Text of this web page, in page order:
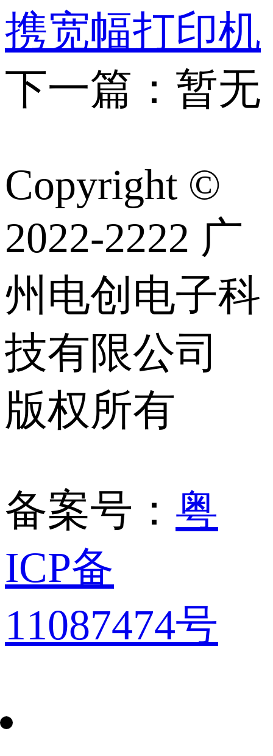
携宽幅打印机
下一篇：暂无
Copyright ©
2022-2222 广
州电创电子科
技有限公司
版权所有
备案号： 粤
ICP备
11087474号